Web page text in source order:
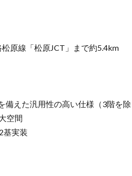
原線「松原JCT」まで約5.4km
えた汎用性の高い仕様（3階を除
空間
基実装